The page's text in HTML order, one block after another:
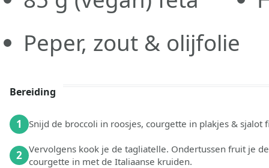
Peper, zout & olijfolie
Bereiding
1 Snijd de broccoli in roosjes, courgette in plakjes & sjalot
2 Vervolgens kook je de tagliatelle. Ondertussen fruit je
courgette in met de Italiaanse kruiden.